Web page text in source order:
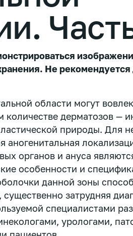
Не
области могут
количестве дерматозов —
природы. Для
аногенитальная
органов и ануса
особенности и
данной зоны
затрудняя
специалистами
урологами,